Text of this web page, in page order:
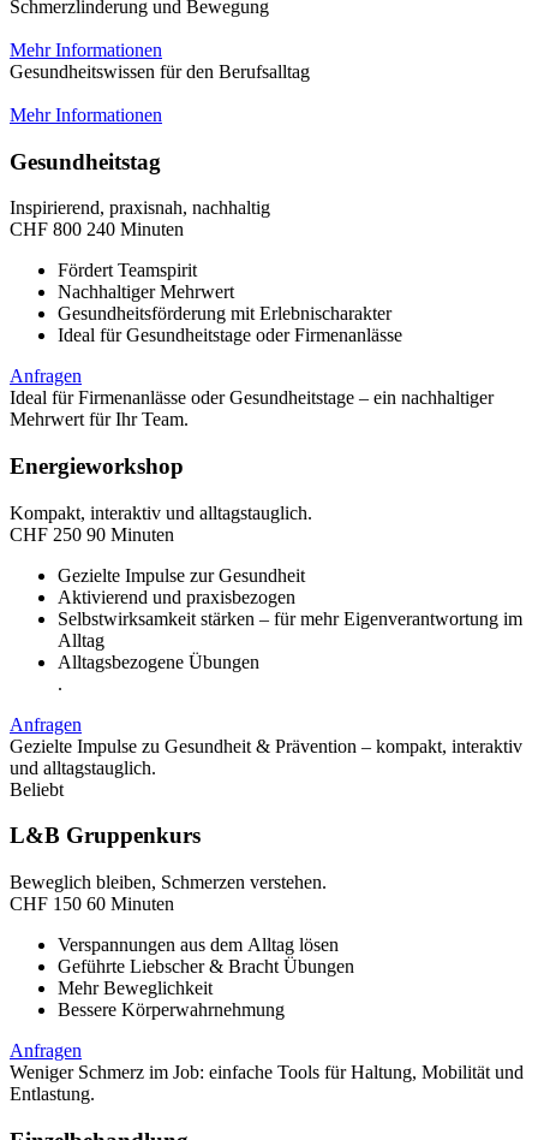
Schmerzlinderung und Bewegung
Mehr Informationen
Gesundheitswissen für den Berufsalltag
Mehr Informationen
Gesundheitstag
Inspirierend, praxisnah, nachhaltig
CHF 800 240 Minuten
Fördert Teamspirit
Nachhaltiger Mehrwert
Gesundheitsförderung mit Erlebnischarakter
Ideal für Gesundheitstage oder Firmenanlässe
Anfragen
Ideal für Firmenanlässe oder Gesundheitstage – ein nachhaltiger
Mehrwert für Ihr Team.
Energieworkshop
Kompakt, interaktiv und alltagstauglich.
CHF 250 90 Minuten
Gezielte Impulse zur Gesundheit
Aktivierend und praxisbezogen
Selbstwirksamkeit stärken – für mehr Eigenverantwortung im
Alltag
Alltagsbezogene Übungen
.
Anfragen
Gezielte Impulse zu Gesundheit & Prävention – kompakt, interaktiv
und alltagstauglich.
Beliebt
L&B Gruppenkurs
Beweglich bleiben, Schmerzen verstehen.
CHF 150 60 Minuten
Verspannungen aus dem Alltag lösen
Geführte Liebscher & Bracht Übungen
Mehr Beweglichkeit
Bessere Körperwahrnehmung
Anfragen
Weniger Schmerz im Job: einfache Tools für Haltung, Mobilität und
Entlastung.